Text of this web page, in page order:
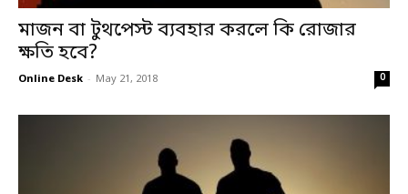
মাজন বা টুথপেস্ট ব্যবহার করলে কি রোজার
ক্ষতি হবে?
Online Desk - May 21, 2018 0